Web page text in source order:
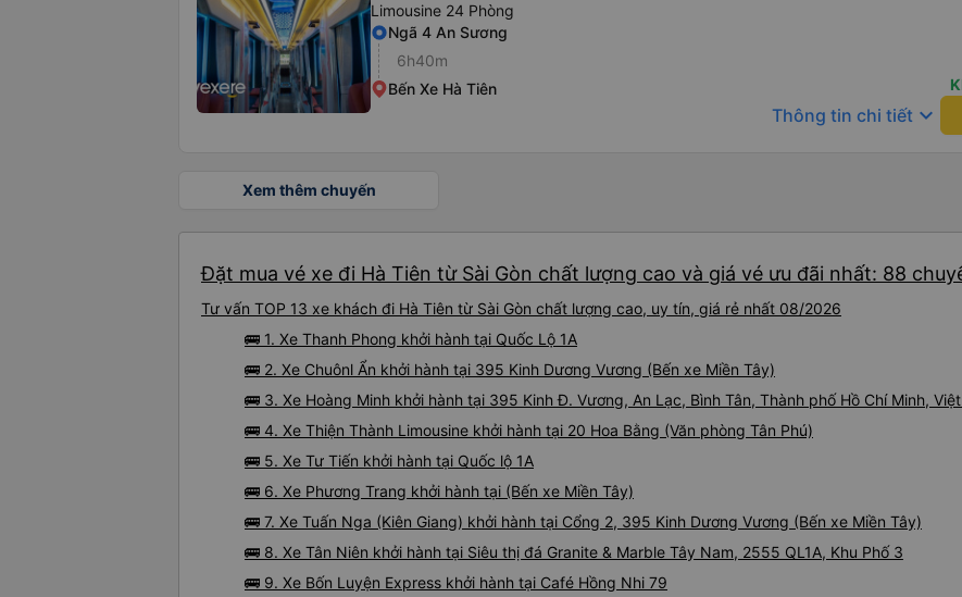
Limousine 24 Phòng
Ngã 4 An Sương
6h40m
Bến Xe Hà Tiên
Thông tin chi tiết keyboard_arrow_down
Xem thêm chuyến
Đặt mua vé xe đi Hà Tiên từ Sài Gòn chất lượng cao và giá vé ưu đãi nhất: 88
Tư vấn TOP 13 xe khách đi Hà Tiên từ Sài Gòn chất lượng cao, uy tín, giá rẻ nhất 08/2026
🚌 1. Xe Thanh Phong khởi hành tại Quốc Lộ 1A
🚌 2. Xe Chuônl Ẩn khởi hành tại 395 Kinh Dương Vương (Bến xe Miền Tây)
🚌 3. Xe Hoàng Minh khởi hành tại 395 Kinh Đ. Vương, An Lạc, Bình Tân, Thành phố Hồ Chí Minh,
🚌 4. Xe Thiện Thành Limousine khởi hành tại 20 Hoa Bằng (Văn phòng Tân Phú)
🚌 5. Xe Tư Tiến khởi hành tại Quốc lộ 1A
🚌 6. Xe Phương Trang khởi hành tại (Bến xe Miền Tây)
🚌 7. Xe Tuấn Nga (Kiên Giang) khởi hành tại Cổng 2, 395 Kinh Dương Vương (Bến xe Miền Tây)
🚌 8. Xe Tân Niên khởi hành tại Siêu thị đá Granite & Marble Tây Nam, 2555 QL1A, Khu Phố 3
🚌 9. Xe Bốn Luyện Express khởi hành tại Café Hồng Nhi 79